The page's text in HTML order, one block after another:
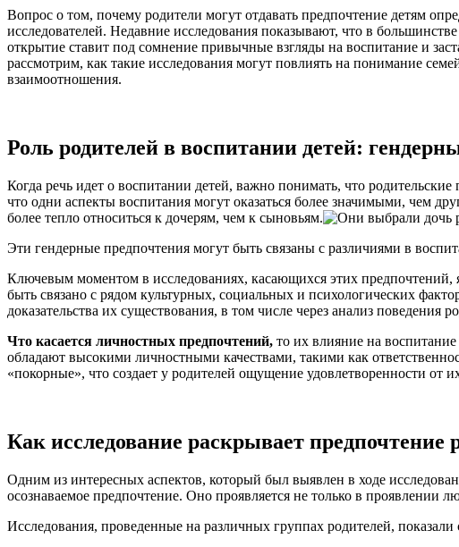
сознательными
чертами
Вопрос о том, почему родители могут отдавать предпочтение детям
исследователей. Недавние исследования показывают, что в
открытие ставит под сомнение привычные взгляды на воспитание и
рассмотрим, как такие исследования могут повлиять на понимание
взаимоотношения.
Роль родителей в воспитании детей:
Когда речь идет о воспитании детей, важно понимать, что
что одни аспекты воспитания могут оказаться более значимыми, чем
более тепло относиться к дочерям, чем к сыновьям.
Эти гендерные предпочтения могут быть связаны с различиями в
Ключевым моментом в исследованиях, касающихся этих предпочтений,
быть связано с рядом культурных, социальных и психологических
доказательства их существования, в том числе через анализ поведения
Что касается личностных предпочтений, то их влияние на
обладают высокими личностными качествами, такими как
«покорные», что создает у родителей ощущение удовлетворенности от
Как исследование раскрывает предпочтение
Одним из интересных аспектов, который был выявлен в ходе
осознаваемое предпочтение. Оно проявляется не только в
Исследования, проведенные на различных группах родителей,